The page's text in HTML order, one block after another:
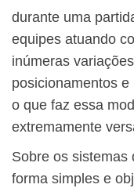
durante uma
equipes atuando
inúmeras
posicionamentos
o que faz essa
extremamente
Sobre os sistemas
forma simples e